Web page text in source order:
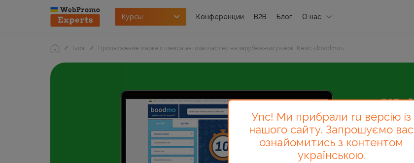
Курсы Конференции B2B Блог О нас
Блог Продвижение маркетплейса автозапчастей на зарубежный рынок. Кейс «boodmo»
Упс! Ми прибрали ru версію із
нашого сайту. Запрошуємо вас
ознайомитись з контентом
українською.